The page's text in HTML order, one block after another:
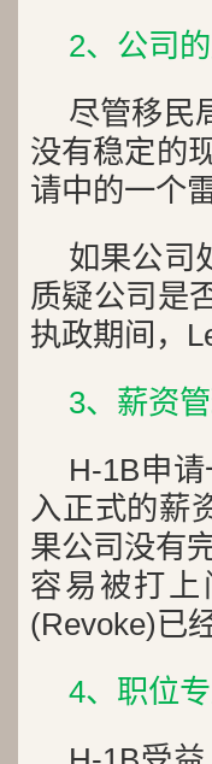
2、公司
尽管移民
没有稳定的
请中的一个
如果公司
质疑公司是
执政期间，
3、薪资
H-1B申
入正式的薪
果公司没有
容易被打
(Revoke)已
4、职位